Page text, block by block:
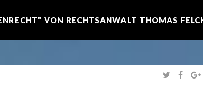
VON RECHTSANWALT THOMAS
T
W
F
A
G
O